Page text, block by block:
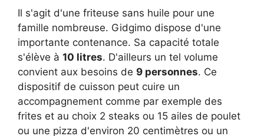
Il s'agit d'une friteuse sans huile pour une
famille nombreuse. Gidgimo dispose d'une
importante contenance. Sa capacité totale
s'élève à 10 litres. D'ailleurs un tel volume
convient aux besoins de 9 personnes. Ce
dispositif de cuisson peut cuire un
accompagnement comme par exemple des
frites et au choix 2 steaks ou 15 ailes de poulet
ou une pizza d'environ 20 centimètres ou un